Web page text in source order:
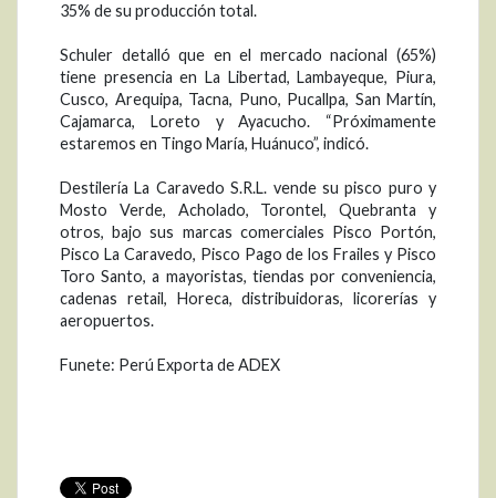
35% de su producción total.
Schuler detalló que en el mercado nacional (65%)
tiene presencia en La Libertad, Lambayeque, Piura,
Cusco, Arequipa, Tacna, Puno, Pucallpa, San Martín,
Cajamarca, Loreto y Ayacucho. “Próximamente
estaremos en Tingo María, Huánuco”, indicó.
Destilería La Caravedo S.R.L. vende su pisco puro y
Mosto Verde, Acholado, Torontel, Quebranta y
otros, bajo sus marcas comerciales Pisco Portón,
Pisco La Caravedo, Pisco Pago de los Frailes y Pisco
Toro Santo, a mayoristas, tiendas por conveniencia,
cadenas retail, Horeca, distribuidoras, licorerías y
aeropuertos.
Funete: Perú Exporta de ADEX